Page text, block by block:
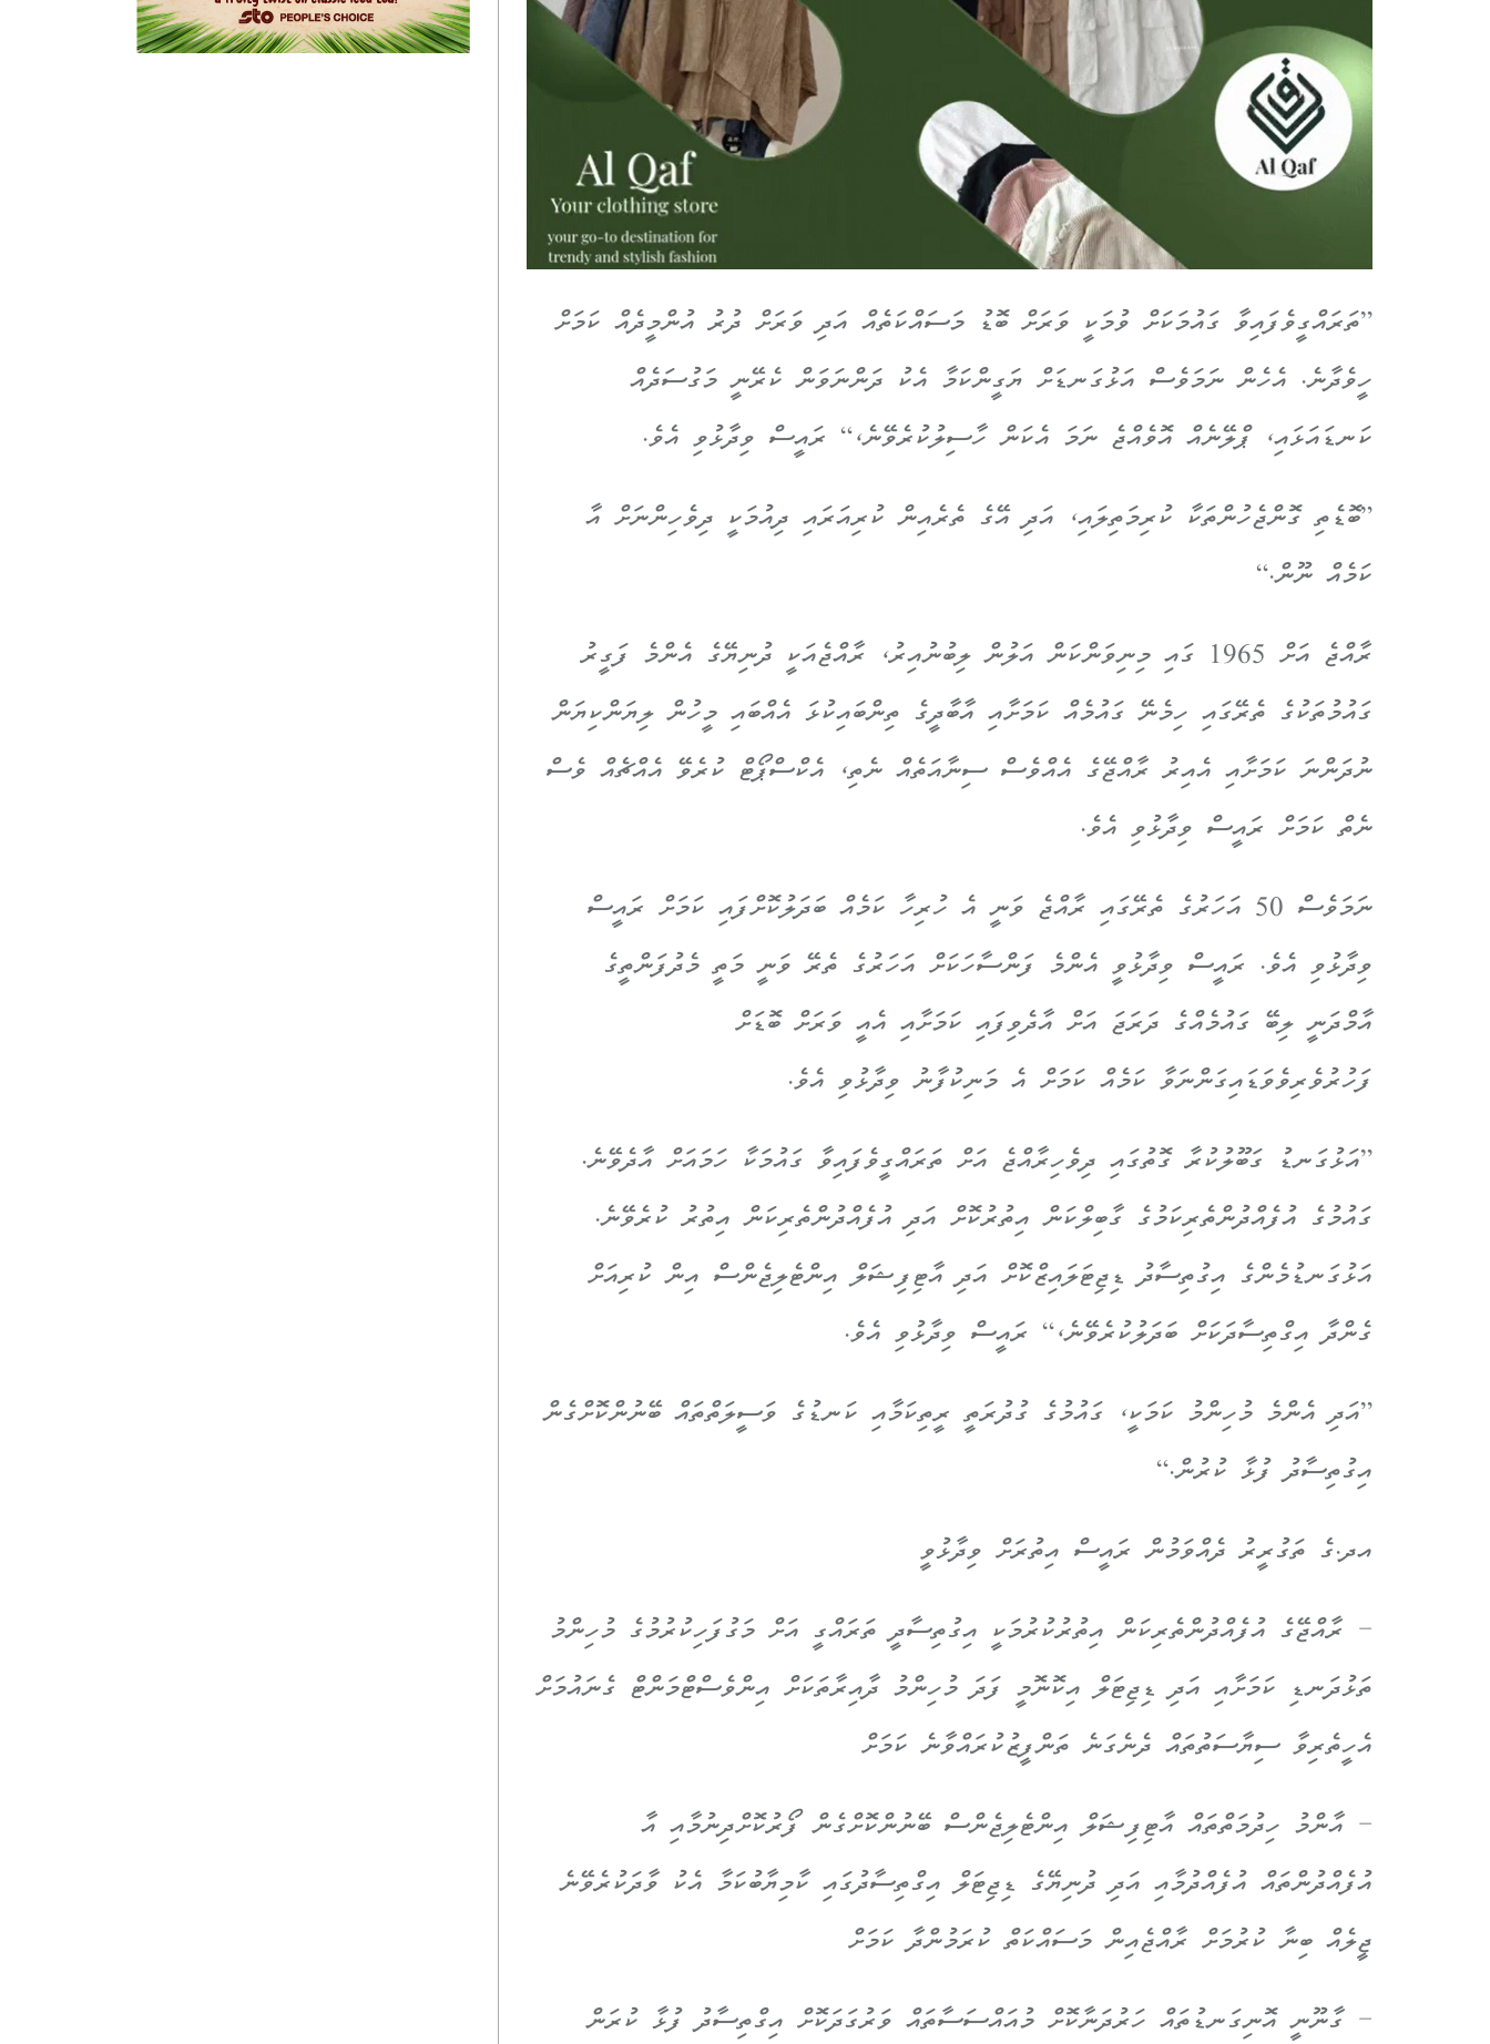
”ތަރައްގީވެފައިވާ ގައުމަކަށް ވުމަކީ ވަރަށް ބޮޑު މަސައްކަތެއް އަދި ވަރަށް ދުރު އުންމީދެއް ކަމަށް
ހީވެދާނެ. އެހެން ނަމަވެސް އަޅުގަނޑަށް ޔަގީންކަމާ އެކު ދަންނަވަން ކެރޭނީ މަގުސަދެއް
ކަނޑައަޅައި، ޕްލޭނެއް އޮވެއްޖެ ނަމަ އެކަން ހާސިލުކުރެވޭނެ،“ ރައީސް ވިދާޅުވި އެވެ.
”ބޮޑެތި ގޮންޖެހުންތަކާ ކުރިމަތިލައި، އަދި އޭގެ ތެރެއިން ކުރިއަރައި ދިއުމަކީ ދިވެހިންނަށް އާ
ކަމެއް ނޫން.“
ރާއްޖެ އަށް 1965 ގައި މިނިވަންކަން އަލުން ލިބުނުއިރު، ރާއްޖެއަކީ ދުނިޔޭގެ އެންމެ ފަގީރު
ގައުމުތަކުގެ ތެރޭގައި ހިމެނޭ ގައުމެއް ކަމަށާއި އާބާދީގެ ތިންބައިކުޅަ އެއްބައި މީހުން ލިޔަންކިޔަން
ނުދަންނަ ކަމަށާއި އެއިރު ރާއްޖޭގެ އެއްވެސް ސިނާއަތެއް ނެތި، އެކްސްޕޯޓް ކުރެވޭ އެއްޗެއް ވެސް
ނެތް ކަމަށް ރައީސް ވިދާޅުވި އެވެ.
ނަމަވެސް 50 އަހަރުގެ ތެރޭގައި ރާއްޖެ ވަނީ އެ ހުރިހާ ކަމެއް ބަދަލުކޮށްފައި ކަމަށް ރައީސް
ވިދާޅުވި އެވެ. ރައީސް ވިދާޅުވީ އެންމެ ފަންސާހަކަށް އަހަރުގެ ތެރޭ ވަނީ މަތީ މެދުފަންތީގެ
އާމްދަނީ ލިބޭ ގައުމެއްގެ ދަރަޖަ އަށް އާދެވިފައި ކަމަށާއި އެއީ ވަރަށް ބޮޑަށް
ފަހުރުވެރިވެވަޑައިގަންނަވާ ކަމެއް ކަމަށް އެ މަނިކުފާނު ވިދާޅުވި އެވެ.
”އަޅުގަނޑު ގަބޫލުކުރާ ގޮތުގައި ދިވެހިރާއްޖެ އަށް ތަރައްގީވެފައިވާ ގައުމަކާ ހަމައަށް އާދެވޭނެ.
ގައުމުގެ އުފެއްދުންތެރިކަމުގެ ގާބިލްކަން އިތުރުކޮށް އަދި އުފެއްދުންތެރިކަން އިތުރު ކުރެވޭނެ.
އަޅުގަނޑުމެންގެ އިގުތިސާދު ޑިޖިޓަލައިޒްކޮށް އަދި އާޓިފިޝަލް އިންޓެލިޖެންސް އިން ކުރިއަށް
ގެންދާ އިގްތިސާދަކަށް ބަދަލުކުރެވޭނެ،“ ރައީސް ވިދާޅުވި އެވެ.
”އަދި އެންމެ މުހިންމު ކަމަކީ، ގައުމުގެ ގުދުރަތީ ރީތިކަމާއި ކަނޑުގެ ވަސީލަތްތައް ބޭނުންކޮށްގެން
އިގުތިސާދު ފުޅާ ކުރުން.“
އދ.ގެ ތަގުރީރު ދެއްވަމުން ރައީސް އިތުރަށް ވިދާޅުވީ
– ރާއްޖޭގެ އުފެއްދުންތެރިކަން އިތުރުކުރުމަކީ އިގުތިސާދީ ތަރައްގީ އަށް މަގުފަހިކުރުމުގެ މުހިންމު
ތަޅުދަނޑި ކަމަށާއި އަދި ޑިޖިޓަލް އިކޮނޮމީ ފަދަ މުހިންމު ދާއިރާތަކަށް އިންވެސްޓްމަންޓް ގެނައުމަށް
އެހީތެރިވާ ސިޔާސަތުތައް ދެނެގަނެ ތަންފީޒުކުރައްވާނެ ކަމަށް
– އާންމު ހިދުމަތްތައް އާޓިފިޝަލް އިންޓެލިޖެންސް ބޭނުންކޮށްގެން ފޯރުކޮށްދިނުމާއި އާ
އުފެއްދުންތައް އުފެއްދުމާއި އަދި ދުނިޔޭގެ ޑިޖިޓަލް އިގްތިސާދުގައި ކާމިޔާބުކަމާ އެކު ވާދަކުރެވޭނެ
ޖީލެއް ބިނާ ކުރުމަށް ރާއްޖެއިން މަސައްކަތް ކުރަމުންދާ ކަމަށް
– ގާނޫނީ އޮނިގަނޑުތައް ހަރުދަނާކޮށް މުއައްސަސާތައް ވަރުގަދަކޮށް އިގްތިސާދު ފުޅާ ކުރަން